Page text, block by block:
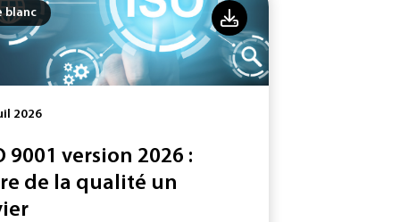
blanc
2026
9001 version 2026 :
de la qualité un